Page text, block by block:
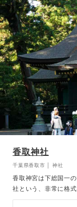
香取神社
千葉県香取市 │ 神社
香取神宮は下総国一
社という、非常に格
30分。緑に囲まれた